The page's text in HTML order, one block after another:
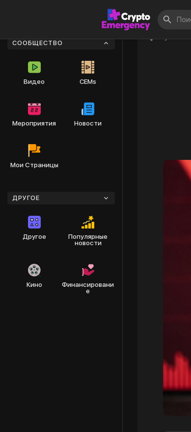
СООБЩЕСТВО
Видео CEMs
Мероприятия Новости
Мои Страницы
ДРУГОЕ
Другое
Популярные
новости
Кино
Финансировани
е